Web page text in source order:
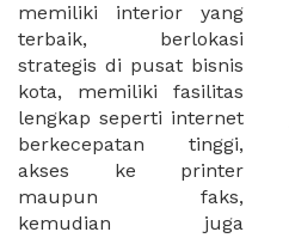
memiliki interior yang
terbaik, berlokasi
strategis di pusat bisnis
kota, memiliki fasilitas
lengkap seperti internet
berkecepatan tinggi,
akses ke printer
maupun faks,
kemudian juga
PT maupun akte
pendirian CV untuk
usaha Anda. Sewa
ruang kantor XWORK
juga mempermudah
proses sewa kantor
Anda, karena anda
dapat memilih kantor
yang akan anda sewa,